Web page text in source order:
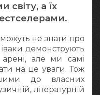
світу, а їх
не знати про
демонструють
арені, але ми самі
на це уваги. Тож
до власних
літературній